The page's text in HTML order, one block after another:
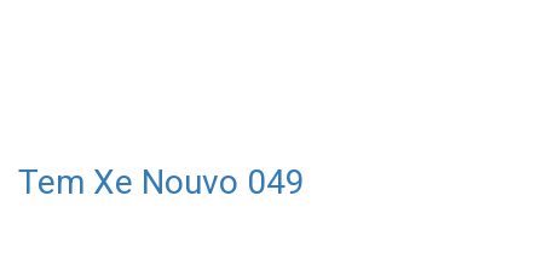
Tem Xe Nouvo 049